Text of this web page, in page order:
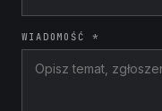
WIADOMOŚĆ *